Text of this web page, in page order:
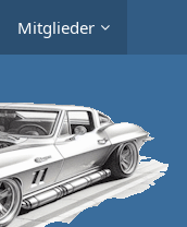
Mitglieder